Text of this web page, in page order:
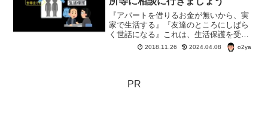
『アパートを借りるお金が無いから、実
家で生活する』『友達のところにしばら
く世話になる』これは、生活保護を受け
ようと思ったらちょっと難しいことにな
2018.11.26 2024.04.08 o2ya
PR